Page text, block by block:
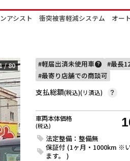
アシスト 衝突被害軽減システム オー
/80 軽届出済未使用車 ? 最長
最寄り店舗での商談可
支払総額(税込)(リ済込) ?
車両本体価格
(税込)
法定整備：整備無
保証付 (1ヶ月・1000km ※
ます。 )